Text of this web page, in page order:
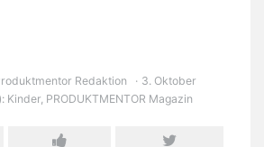
Redaktion
3. Oktober
Kinder PRODUKTMENTOR Magazin